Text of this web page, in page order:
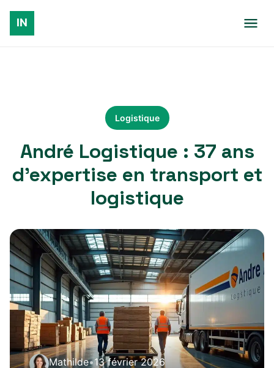
Logistique
André Logistique : 37 ans
d’expertise en transport et
logistique
Mathilde•13 février 2026